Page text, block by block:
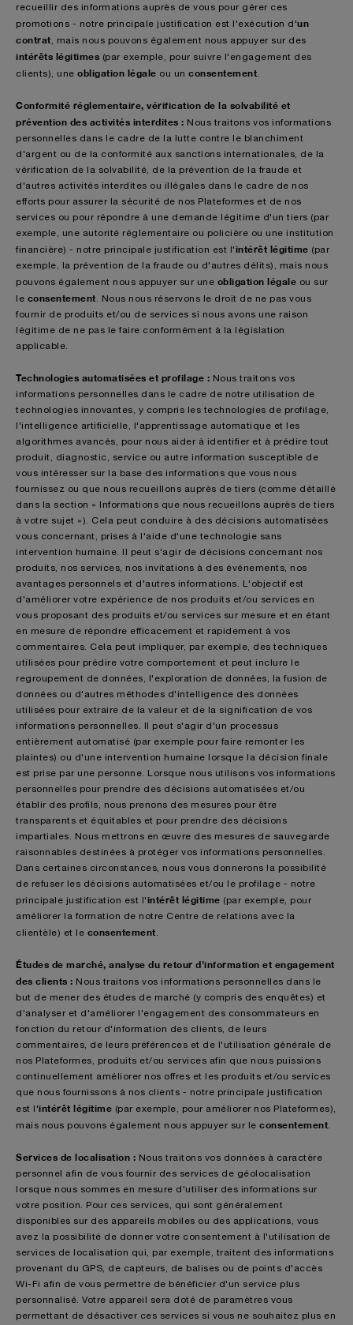
recueillir des informations auprès de vous pour gérer ces
promotions - notre principale justification est l'exécution d'un
contrat , mais nous pouvons également nous appuyer sur des
intérêts légitimes (par exemple, pour suivre l'engagement des
clients), une obligation légale ou un consentement
Conformité réglementaire, vérification de la solvabilité et
prévention des activités interdites : Nous traitons vos informations
personnelles dans le cadre de la lutte contre le blanchiment
d'argent ou de la conformité aux sanctions internationales, de la
vérification de la solvabilité, de la prévention de la fraude et
d'autres activités interdites ou illégales dans le cadre de nos
efforts pour assurer la sécurité de nos Plateformes et de nos
services ou pour répondre à une demande légitime d'un tiers (par
exemple, une autorité réglementaire ou policière ou une institution
financière) - notre principale justification est l'intérêt légitime (par
exemple, la prévention de la fraude ou d'autres délits), mais nous
pouvons également nous appuyer sur une obligation légale ou sur
le consentement . Nous nous réservons le droit de ne pas vous
fournir de produits et/ou de services si nous avons une raison
légitime de ne pas le faire conformément à la législation
applicable.
Technologies automatisées et profilage : Nous traitons vos
informations personnelles dans le cadre de notre utilisation de
technologies innovantes, y compris les technologies de profilage,
l'intelligence artificielle, l'apprentissage automatique et les
algorithmes avancés, pour nous aider à identifier et à prédire tout
produit, diagnostic, service ou autre information susceptible de
vous intéresser sur la base des informations que vous nous
fournissez ou que nous recueillons auprès de tiers (comme détaillé
dans la section « Informations que nous recueillons auprès de tiers
à votre sujet »). Cela peut conduire à des décisions automatisées
vous concernant, prises à l'aide d'une technologie sans
intervention humaine. Il peut s'agir de décisions concernant nos
produits, nos services, nos invitations à des événements, nos
avantages personnels et d'autres informations. L'objectif est
d'améliorer votre expérience de nos produits et/ou services en
vous proposant des produits et/ou services sur mesure et en étant
en mesure de répondre efficacement et rapidement à vos
commentaires. Cela peut impliquer, par exemple, des techniques
utilisées pour prédire votre comportement et peut inclure le
regroupement de données, l'exploration de données, la fusion de
données ou d'autres méthodes d'intelligence des données
utilisées pour extraire de la valeur et de la signification de vos
informations personnelles. Il peut s'agir d'un processus
entièrement automatisé (par exemple pour faire remonter les
plaintes) ou d'une intervention humaine lorsque la décision finale
est prise par une personne. Lorsque nous utilisons vos informations
personnelles pour prendre des décisions automatisées et/ou
établir des profils, nous prenons des mesures pour être
transparents et équitables et pour prendre des décisions
impartiales. Nous mettrons en œuvre des mesures de sauvegarde
raisonnables destinées à protéger vos informations personnelles.
Dans certaines circonstances, nous vous donnerons la possibilité
de refuser les décisions automatisées et/ou le profilage - notre
principale justification est l'intérêt légitime (par exemple, pour
améliorer la formation de notre Centre de relations avec la
clientèle) et le consentement
Études de marché, analyse du retour d'information et engagement
des clients : Nous traitons vos informations personnelles dans le
but de mener des études de marché (y compris des enquêtes) et
d'analyser et d'améliorer l'engagement des consommateurs en
fonction du retour d'information des clients, de leurs
commentaires, de leurs préférences et de l'utilisation générale de
nos Plateformes, produits et/ou services afin que nous puissions
continuellement améliorer nos offres et les produits et/ou services
que nous fournissons à nos clients - notre principale justification
est l'intérêt légitime (par exemple, pour améliorer nos Plateformes),
mais nous pouvons également nous appuyer sur le consentement
Services de localisation : Nous traitons vos données à caractère
personnel afin de vous fournir des services de géolocalisation
lorsque nous sommes en mesure d'utiliser des informations sur
votre position. Pour ces services, qui sont généralement
disponibles sur des appareils mobiles ou des applications, vous
avez la possibilité de donner votre consentement à l'utilisation de
services de localisation qui, par exemple, traitent des informations
provenant du GPS, de capteurs, de balises ou de points d'accès
Wi-Fi afin de vous permettre de bénéficier d'un service plus
personnalisé. Votre appareil sera doté de paramètres vous
permettant de désactiver ces services si vous ne souhaitez plus en